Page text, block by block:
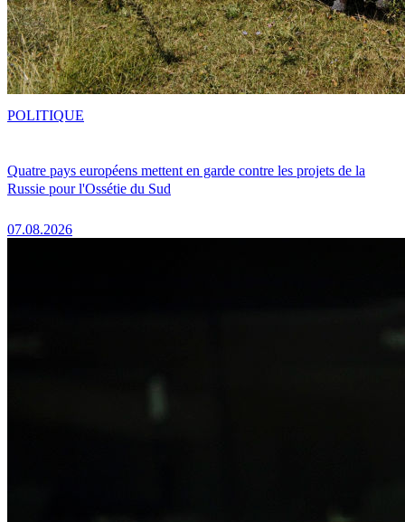
Quatre pays européens mettent en garde contre les projets de la
Russie pour l'Ossétie du Sud
07.08.2026
POLITIQUE